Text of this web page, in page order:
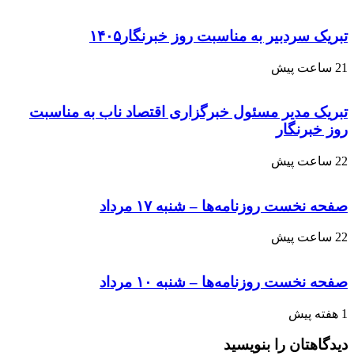
تبریک سردبیر به مناسبت روز خبرنگار۱۴۰۵
21 ساعت پیش
تبریک مدیر مسئول خبرگزاری اقتصاد ناب به مناسبت
روز خبرنگار
22 ساعت پیش
صفحه نخست روزنامه‌ها – شنبه ۱۷ مرداد
22 ساعت پیش
صفحه نخست روزنامه‌ها – شنبه ۱۰ مرداد
1 هفته پیش
دیدگاهتان را بنویسید